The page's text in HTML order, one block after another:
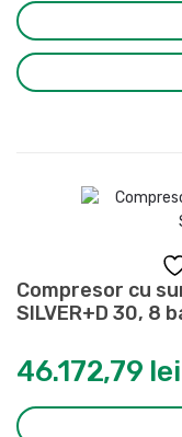
Compresor cu
SILVER+D 30, 8
46.172,79 lei